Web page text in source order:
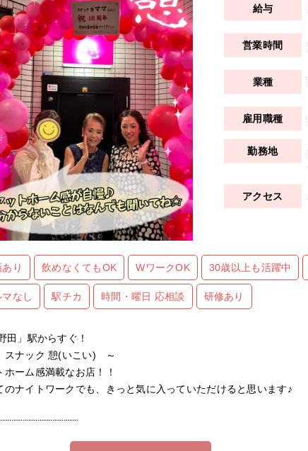
り 飲めなくてもOK WワークOK 30歳以上も活躍中
なし 駅チカ 時間・曜日 応相談 研修あり
田」駅からすぐ！
ック 憩(いこい) ～
ホーム感満載なお店！！
のナイトワークでも、きっと気に入っていただけると思います♪